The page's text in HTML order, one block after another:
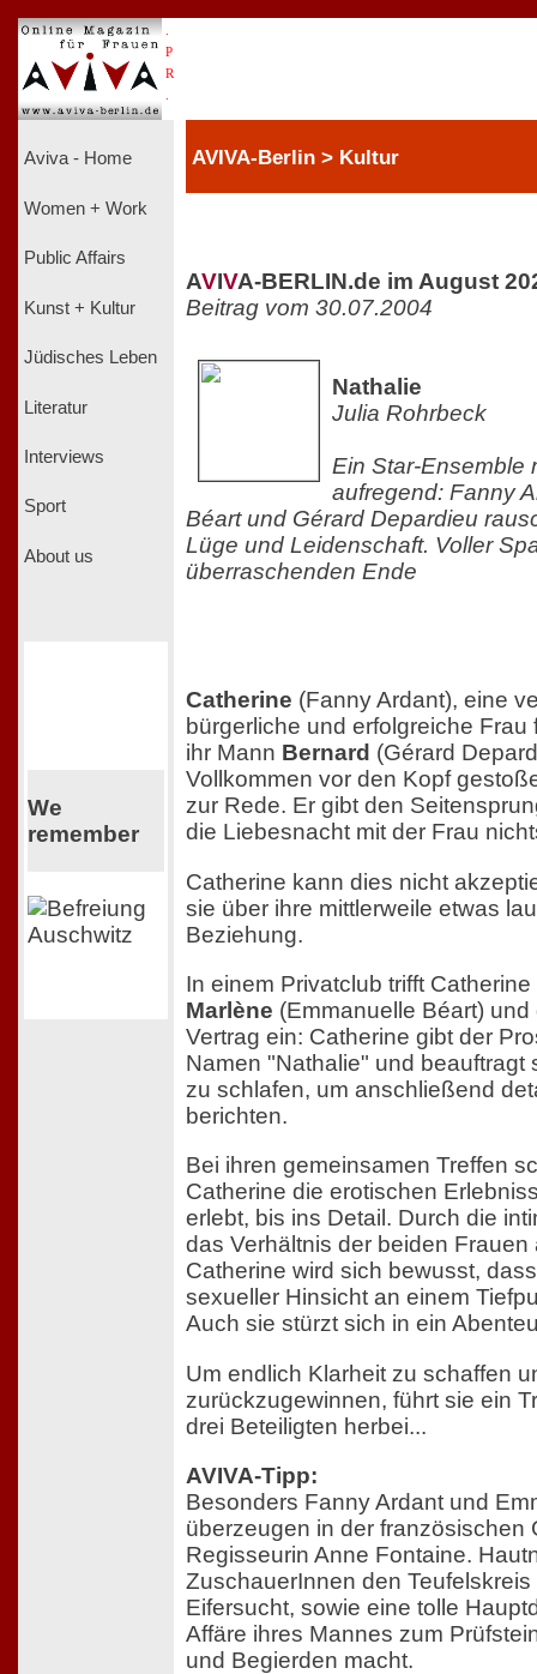
P
R
Aviva - Home
Women + Work
Public Affairs
Kunst + Kultur
Jüdisches Leben
Literatur
Interviews
Sport
About us
We
remember
AVIVA-Berlin > Kultur
AVIVA-BERLIN.de im August
Beitrag vom 30.07.2004
Nathalie
Julia Rohrbeck
Ein Star-Ensemble
aufregend: Fanny
Béart und Gérard Depardieu
Lüge und Leidenschaft. Voller
überraschenden Ende
Catherine (Fanny Ardant), eine
bürgerliche und erfolgreiche
ihr Mann Bernard (Gérard
Vollkommen vor den Kopf
zur Rede. Er gibt den
die Liebesnacht mit der Frau
Catherine kann dies nicht
sie über ihre mittlerweile etwas
Beziehung.
In einem Privatclub trifft
Marlène (Emmanuelle Béart)
Vertrag ein: Catherine gibt der
Namen "Nathalie" und beauftragt
zu schlafen, um anschließend
berichten.
Bei ihren gemeinsamen Treffen
Catherine die erotischen
erlebt, bis ins Detail. Durch die
das Verhältnis der beiden Frauen
Catherine wird sich bewusst,
sexueller Hinsicht an einem
Auch sie stürzt sich in ein
Um endlich Klarheit zu schaffen
zurückzugewinnen, führt sie ein
drei Beteiligten herbei...
AVIVA-Tipp:
Besonders Fanny Ardant und
überzeugen in der französischen
Regisseurin Anne Fontaine.
ZuschauerInnen den
Eifersucht, sowie eine tolle
Affäre ihres Mannes zum
und Begierden macht.